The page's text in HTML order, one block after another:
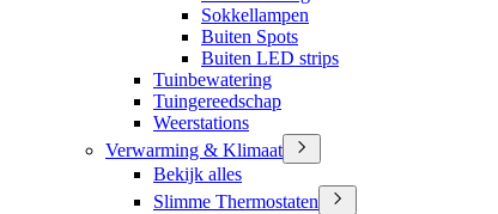
Sokkellampen
Buiten Spots
Buiten LED strips
Tuinbewatering
Tuingereedschap
Weerstations
Verwarming & Klimaat
Bekijk alles
Slimme Thermostaten